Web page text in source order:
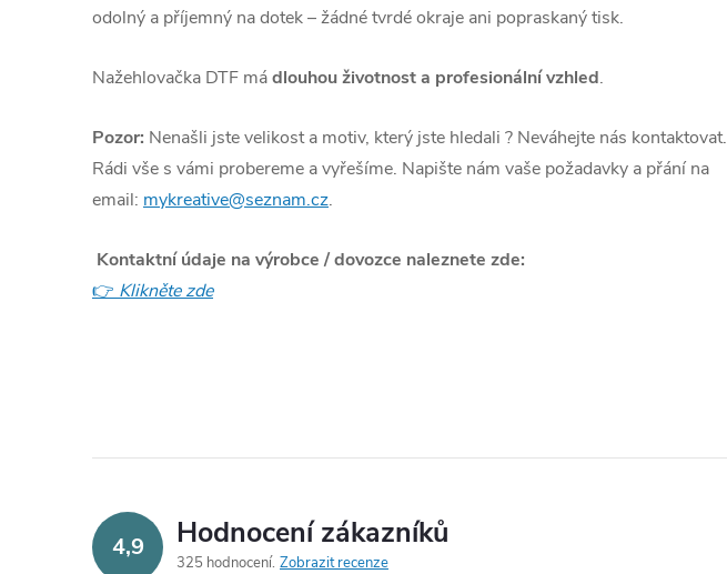
odolný a příjemný na dotek – žádné tvrdé okraje ani popraskaný tisk.
Nažehlovačka DTF mádlouhou životnost a profesionální vzhled.
Pozor: Nenašli jste velikost a motiv, který jste hledali ? Neváhejte nás kontaktovat.
Rádi vše s vámi probereme a vyřešíme. Napište nám vaše požadavky a přání na
email: mykreative@seznam.cz.
Kontaktní údaje na výrobce / dovozce naleznete zde:
👉 Klikněte zde
4,9 Hodnocení zákazníků
325 hodnocení Zobrazit recenze